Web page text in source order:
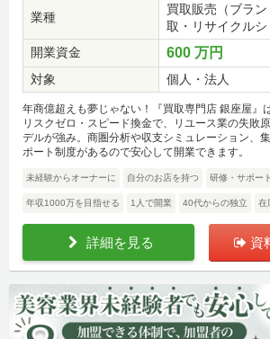
業種
買取販売（ブラ
取・リサイクル
開業資金
600 万円
対象 個人・法人
年商億超えも夢じゃない！『買取専門店 銀座屋』
リスクゼロ・スピード換金で、リユース業の失敗
デルが強み。商圏分析や収支シミュレーション、
ポート制度があるので安心して開業できます。
未経験からオーナーに 自分のお店を持つ 研修・サポー
年収1000万を目指せる 1人で開業 40代からの独立 在
詳細を見る 資